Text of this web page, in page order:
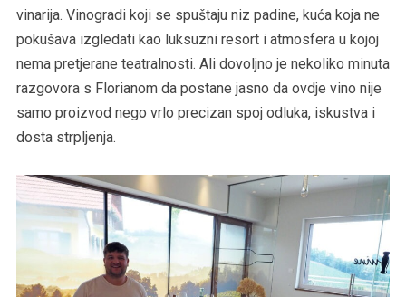
vinarija. Vinogradi koji se spuštaju niz padine, kuća koja ne
pokušava izgledati kao luksuzni resort i atmosfera u kojoj
nema pretjerane teatralnosti. Ali dovoljno je nekoliko minuta
razgovora s Florianom da postane jasno da ovdje vino nije
samo proizvod nego vrlo precizan spoj odluka, iskustva i
dosta strpljenja.